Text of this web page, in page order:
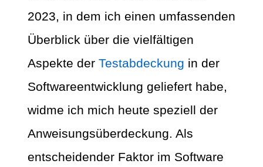
2023, in dem ich einen umfassenden
Überblick über die vielfältigen
Aspekte der Testabdeckung in der
Softwareentwicklung geliefert habe,
widme ich mich heute speziell der
Anweisungsüberdeckung. Als
entscheidender Faktor im Software